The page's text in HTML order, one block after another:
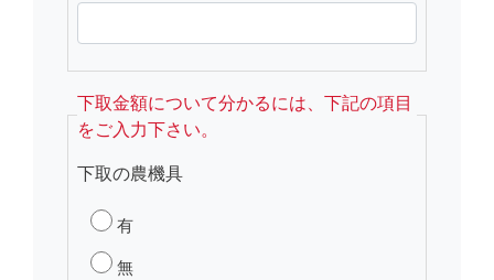
下取金額について分かるには、下記の項目
をご入力下さい。
下取の農機具
有
無